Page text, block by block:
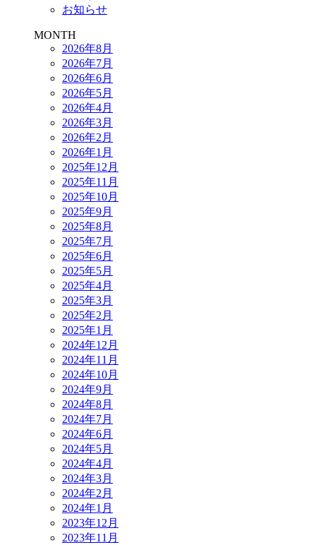
お知らせ
MONTH
2026年8月
2026年7月
2026年6月
2026年5月
2026年4月
2026年3月
2026年2月
2026年1月
2025年12月
2025年11月
2025年10月
2025年9月
2025年8月
2025年7月
2025年6月
2025年5月
2025年4月
2025年3月
2025年2月
2025年1月
2024年12月
2024年11月
2024年10月
2024年9月
2024年8月
2024年7月
2024年6月
2024年5月
2024年4月
2024年3月
2024年2月
2024年1月
2023年12月
2023年11月